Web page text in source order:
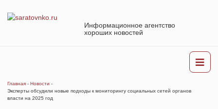
Информационное агентство
хороших новостей
Главная - Новости -
Эксперты обсудили новые подходы к мониторингу социальных сетей органов
власти на 2025 год